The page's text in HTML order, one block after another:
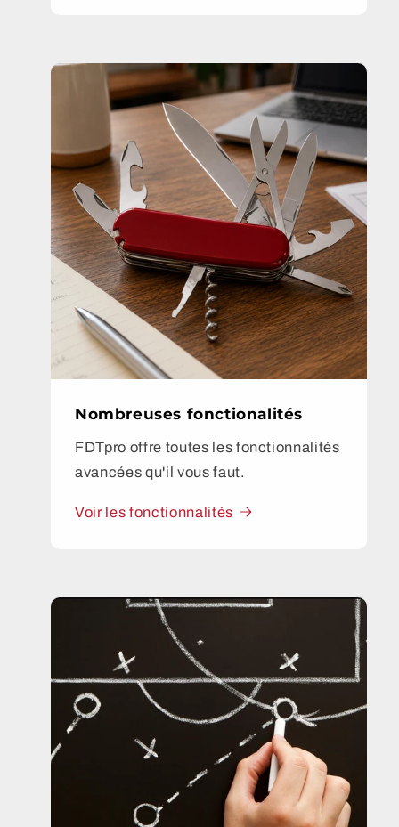
Nombreuses fonctionalités
FDTpro offre toutes les fonctionnalités
avancées qu'il vous faut.
Voir les fonctionnalités